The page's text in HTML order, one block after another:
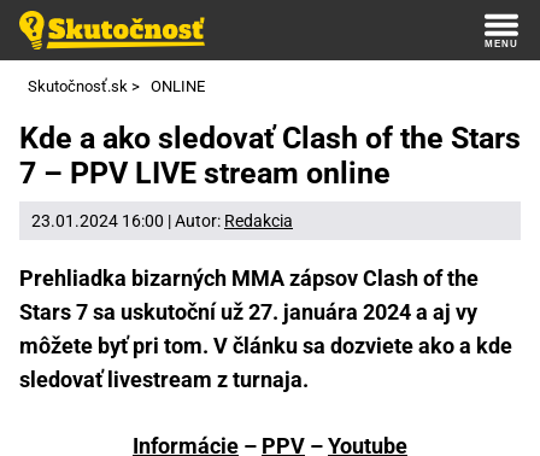
Skutočnosť.sk > ONLINE
Kde a ako sledovať Clash of the Stars
7 – PPV LIVE stream online
23.01.2024 16:00 | Autor: Redakcia
Prehliadka bizarných MMA zápsov Clash of the
Stars 7 sa uskutoční už 27. januára 2024 a aj vy
môžete byť pri tom. V článku sa dozviete ako a kde
sledovať livestream z turnaja.
Informácie – PPV –Youtube